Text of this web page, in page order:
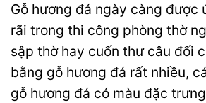
Gỗ hương đá ngày càng được
rãi trong thi công phòng thờ
sập thờ hay cuốn thư câu đối
bằng gỗ hương đá rất nhiều,
gỗ hương đá có màu đặc